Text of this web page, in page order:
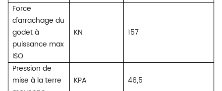
Force
d'arrachage du
godet à
puissance max
ISO
KN 157
Pression de
mise à la terre
KPA 46,5